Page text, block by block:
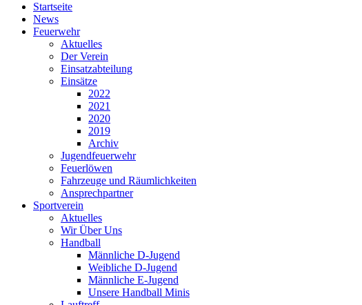
Startseite
News
Feuerwehr
Aktuelles
Der Verein
Einsatzabteilung
Einsätze
2022
2021
2020
2019
Archiv
Jugendfeuerwehr
Feuerlöwen
Fahrzeuge und Räumlichkeiten
Ansprechpartner
Sportverein
Aktuelles
Wir Über Uns
Handball
Männliche D-Jugend
Weibliche D-Jugend
Männliche E-Jugend
Unsere Handball Minis